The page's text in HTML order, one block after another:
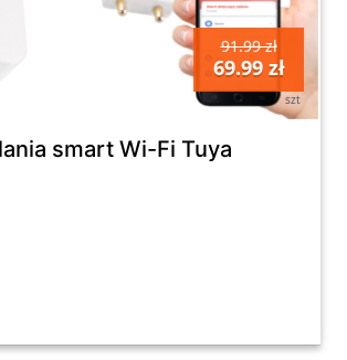
-20 zł 519 zł
91.99 zł
69.99 zł
szt
smart Wi-Fi Tuya